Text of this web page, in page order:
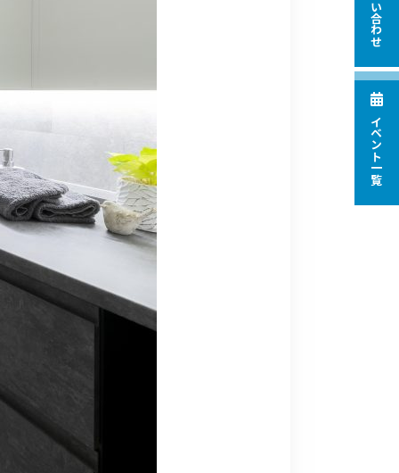
イベント一覧